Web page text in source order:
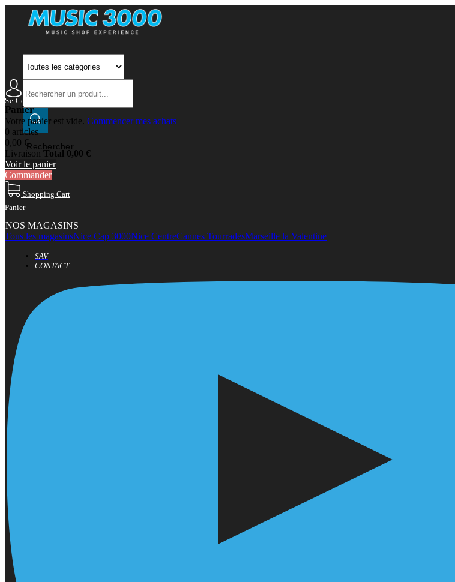
Rechercher
Se Connecter Mon Compte
Panier
Votre panier est vide. Commencer mes achats
0 articles
0,00 €
Livraison Total 0,00 €
Voir le panier
Commander
Shopping Cart
Panier
NOS MAGASINS
Tous les magasinsNice Cap 3000Nice CentreCannes TourradesMarseille la Valentine
SAV
CONTACT